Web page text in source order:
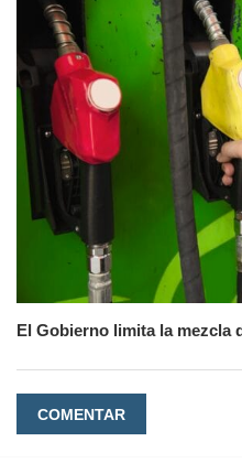
El Gobierno limita la mezcla
COMENTAR